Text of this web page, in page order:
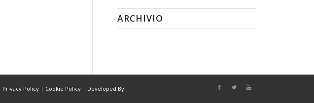
ARCHIVIO
Privacy Policy | Cookie Policy | Developed By